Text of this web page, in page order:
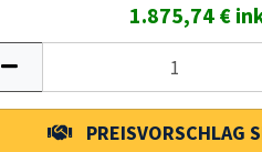
1.875,74 €
PREISVORSCHLAG